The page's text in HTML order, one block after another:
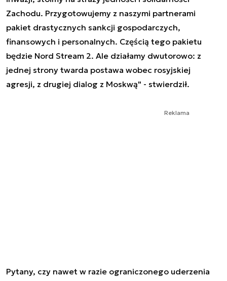
Zachodu. Przygotowujemy z naszymi partnerami
pakiet drastycznych sankcji gospodarczych,
finansowych i personalnych. Częścią tego pakietu
będzie Nord Stream 2. Ale działamy dwutorowo: z
jednej strony twarda postawa wobec rosyjskiej
agresji, z drugiej dialog z Moskwą" - stwierdził.
Reklama
Pytany, czy nawet w razie ograniczonego uderzenia